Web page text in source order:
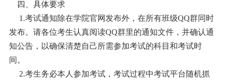
四、具体要求
1.考试通知除在学院官网发布外，在所有班级QQ群同时
发布。请各位考生认真阅读QQ群里的通知文件，并确认通
知公告，以确保清楚自己所需参加考试的科目和考试时
间。
2.考生务必本人参加考试，考试过程中考试平台随机抓